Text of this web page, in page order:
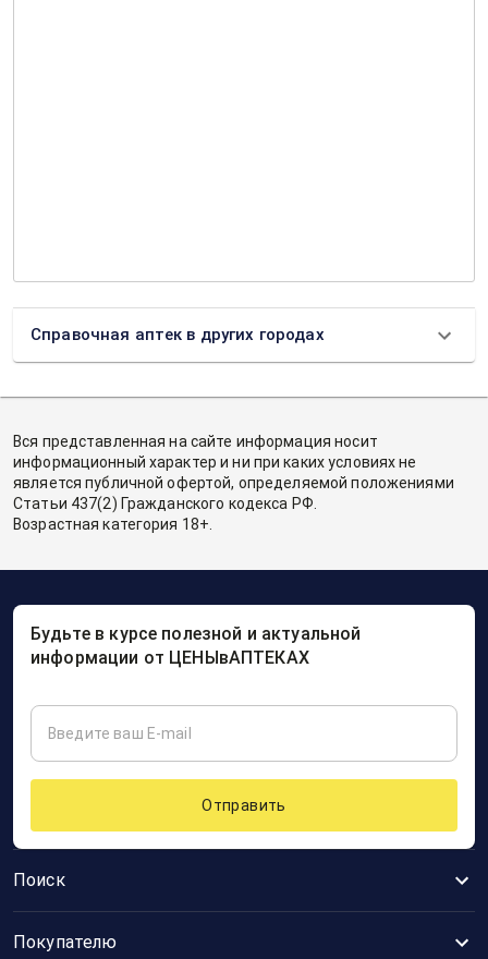
Справочная аптек в других городах
Вся представленная на сайте информация носит
информационный характер и ни при каких условиях не
является публичной офертой, определяемой положениями
Статьи 437(2) Гражданского кодекса РФ.
Возрастная категория 18+.
Поиск
Покупателю
Будьте в курсе полезной и актуальной
информации от ЦЕНЫвАПТЕКАХ
Отправить